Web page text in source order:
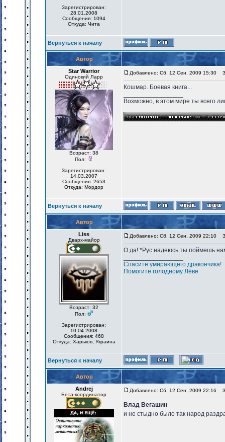
Зарегистрирован:
28.01.2008
Сообщения: 1094
Откуда: Чита
Вернуться к началу
Автор
Star Warrior
Одинокий Ларр
Возраст: 38
Пол:
Зарегистрирован:
14.03.2007
Сообщения: 2653
Откуда: Мордор
Добавлено: Сб, 12 Сен, 2009 15:30
Кошмар. Боевая книга...
Возможно, в этом мире ты всего
Вернуться к началу
Автор
Liss
Дварх-майор
Возраст: 32
Пол:
Зарегистрирован:
10.04.2008
Сообщения: 468
Откуда: Харьков, Украина
Добавлено: Сб, 12 Сен, 2009 22:10
О да! *Рус надеюсь ты поймешь
Спасите умирающего дракончика!
Помогите голодному Лёве
Вернуться к началу
Автор
Andrej
Бета-координатор
Добавлено: Сб, 12 Сен, 2009 22:16
Влад Вегашин
и не стыдно было так народ